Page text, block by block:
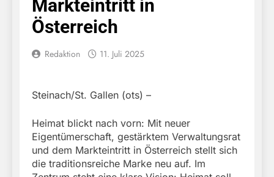
Markteintritt in
Österreich
Redaktion 11. Juli 2025
Steinach/St. Gallen (ots) –
Heimat blickt nach vorn: Mit neuer
Eigentümerschaft, gestärktem Verwaltungsrat
und dem Markteintritt in Österreich stellt sich
die traditionsreiche Marke neu auf. Im